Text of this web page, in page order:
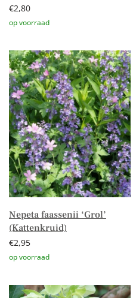
€2,80
Nepeta faassenii ‘Grol’
(Kattenkruid)
€2,95